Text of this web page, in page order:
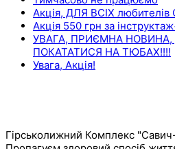
Акція, ДЛЯ ВСІХ любителів
Акція 550 грн за
УВАГА, ПРИЄМНА
ПОКАТАТИСЯ НА ТЮБАХ!!!!
Увага, Акція!
Гірськолижний Комплекс